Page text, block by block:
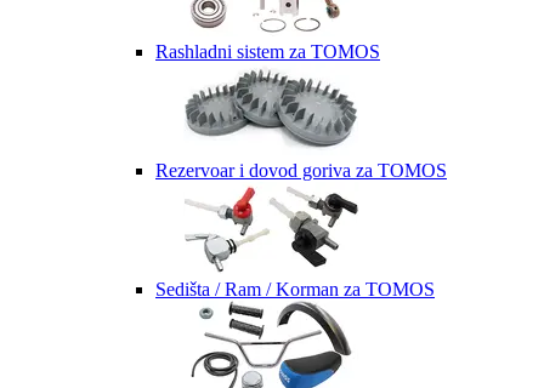
Rashladni sistem za TOMOS
Rezervoar i dovod goriva za TOMOS
Sedišta / Ram / Korman za TOMOS